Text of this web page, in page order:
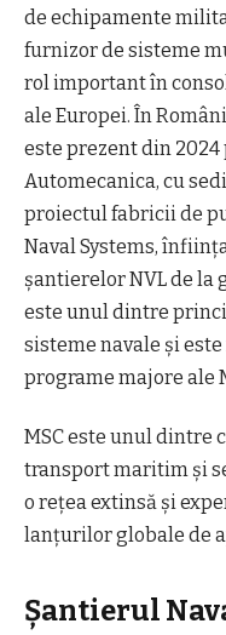
de echipamente
furnizor de sisteme
rol important în
ale Europei. În
este prezent din
Automecanica, cu
proiectul fabricii de
Naval Systems,
şantierelor NVL de la
este unul dintre
sisteme navale şi
programe majore ale
MSC este unul dintre
transport maritim şi
o reţea extinsă şi
lanţurilor globale de
Şantierul